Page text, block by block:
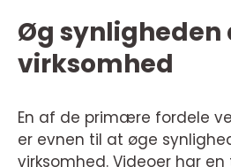
Øg synligheden
virksomhed
En af de primære fordele
er evnen til at øge
virksomhed. Videoer har